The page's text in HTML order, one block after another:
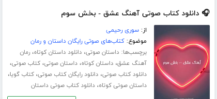
🎧 دانلود کتاب صوتی آهنگ عشق - بخش سوم
از:سوری رحیمی
موضوع:کتاب‌های صوتی رایگان داستان و رمان
برچسب‌ها:داستان صوتی،دانلود داستان کوتاه،رمان
آهنگ عشق،داستان کوتاه،داستان صوتی،کتاب صوتی،
دانلود کتاب صوتی،دانلود رایگان کتاب صوتی،کتاب گویا،
داستان صوتی کوتاه،دانلود کتاب صوتی داستان